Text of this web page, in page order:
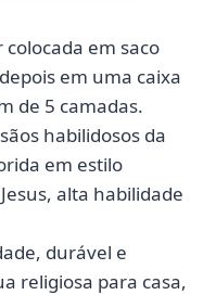
em saco
em uma caixa
de 5 camadas.
habilidosos da
em estilo
alta habilidade
durável e
religiosa para casa,